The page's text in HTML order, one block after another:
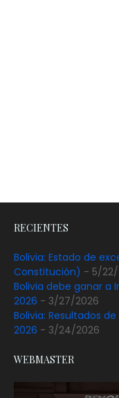
RECIENTES
Bolivia: Estado de
Constitución) - 5/22/
Bolivia debe ganar a
2026 - 3/27/2026
Bolivia: Resultados
2026 - 3/24/2026
WEBMASTER